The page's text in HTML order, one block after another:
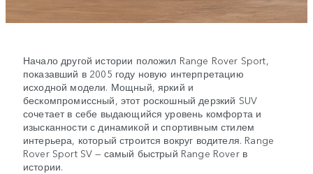
Начало другой истории положил Range Rover Sport,
показавший в 2005 году новую интерпретацию
исходной модели. Мощный, яркий и
бескомпромиссный, этот роскошный дерзкий SUV
сочетает в себе выдающийся уровень комфорта и
изысканности с динамикой и спортивным стилем
интерьера, который строится вокруг водителя. Range
Rover Sport SV — самый быстрый Range Rover в
истории.